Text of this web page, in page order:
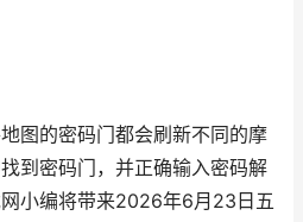
图的密码门都会刷新不同的摩
到密码门，并正确输入密码解
小编将带来2026年6月23日五